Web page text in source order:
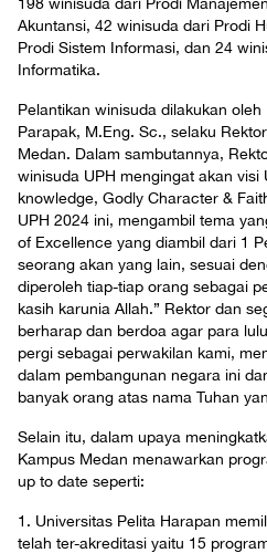
Akuntansi, 42 winisuda dari Prodi
Prodi Sistem Informasi, dan 24
Informatika.
Pelantikan winisuda dilakukan oleh
Parapak, M.Eng. Sc., selaku
Medan. Dalam sambutannya,
winisuda UPH mengingat akan visi
knowledge, Godly Character &
UPH 2024 ini, mengambil tema
of Excellence yang diambil dari 1
seorang akan yang lain, sesuai
diperoleh tiap-tiap orang sebagai
kasih karunia Allah.” Rektor dan
berharap dan berdoa agar para
pergi sebagai perwakilan kami,
dalam pembangunan negara ini
banyak orang atas nama Tuhan
Selain itu, dalam upaya
Kampus Medan menawarkan
up to date seperti:
1. Universitas Pelita Harapan
telah ter-akreditasi yaitu 15